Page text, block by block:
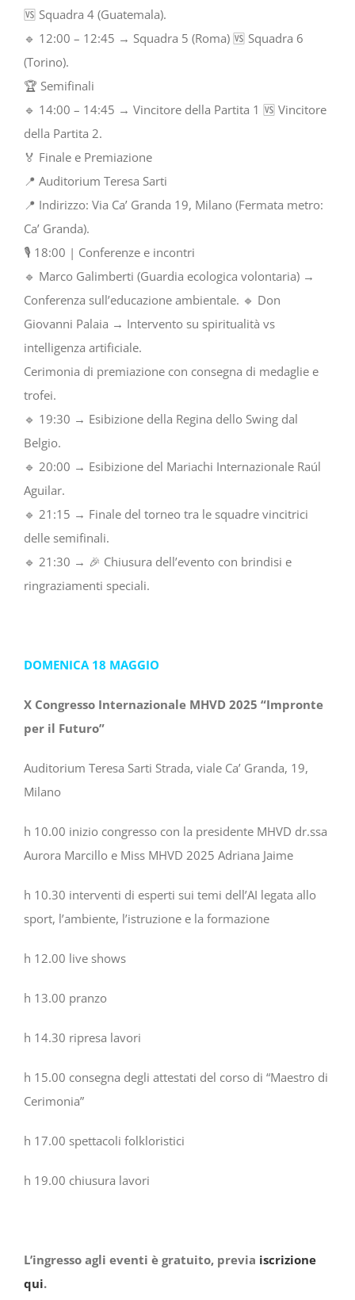
🆚 Squadra 4 (Guatemala).
🔹 12:00 – 12:45 → Squadra 5 (Roma) 🆚 Squadra 6
(Torino).
🏆 Semifinali
🔹 14:00 – 14:45 → Vincitore della Partita 1 🆚 Vincitore
della Partita 2.
🏅 Finale e Premiazione
📍 Auditorium Teresa Sarti
📍 Indirizzo: Via Ca’ Granda 19, Milano (Fermata metro:
Ca’ Granda).
🎙️ 18:00 | Conferenze e incontri
🔹 Marco Galimberti (Guardia ecologica volontaria) →
Conferenza sull’educazione ambientale. 🔹 Don
Giovanni Palaia → Intervento su spiritualità vs
intelligenza artificiale.
Cerimonia di premiazione con consegna di medaglie e
trofei.
🔹 19:30 → Esibizione della Regina dello Swing dal
Belgio.
🔹 20:00 → Esibizione del Mariachi Internazionale Raúl
Aguilar.
🔹 21:15 → Finale del torneo tra le squadre vincitrici
delle semifinali.
🔹 21:30 → 🎉 Chiusura dell’evento con brindisi e
ringraziamenti speciali.
DOMENICA 18 MAGGIO
X Congresso Internazionale MHVD 2025 “Impronte
per il Futuro”
Auditorium Teresa Sarti Strada, viale Ca’ Granda, 19,
Milano
h 10.00 inizio congresso con la presidente MHVD dr.ssa
Aurora Marcillo e Miss MHVD 2025 Adriana Jaime
h 10.30 interventi di esperti sui temi dell’AI legata allo
sport, l’ambiente, l’istruzione e la formazione
h 12.00 live shows
h 13.00 pranzo
h 14.30 ripresa lavori
h 15.00 consegna degli attestati del corso di “Maestro di
Cerimonia”
h 17.00 spettacoli folkloristici
h 19.00 chiusura lavori
L’ingresso agli eventi è gratuito, previa iscrizione
qui.